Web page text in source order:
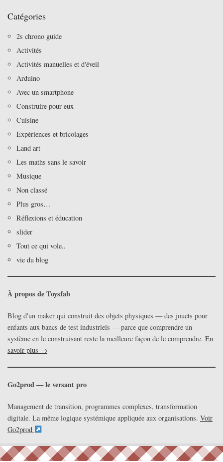
Catégories
2s chrono guide
Activités
Activités manuelles et d'éveil
Arduino
Avec un smartphone
Construire pour eux
Cuisine
Expériences et bricolages
Land art
Les maths sans le savoir
Musique
Non classé
Plus gros…
Réflexions et éducation
slider
Tout ce qui vole..
vie du blog
À propos de Toysfab
Blog d'un maker qui construit des objets physiques — des jouets pour
enfants aux bancs de test industriels — parce que comprendre un
système en le construisant reste la meilleure façon de le comprendre. En
savoir plus →
Go2prod — le versant pro
Management de transition, programmes complexes, transformation
digitale. La même logique systémique appliquée aux organisations. Voir
Go2prod